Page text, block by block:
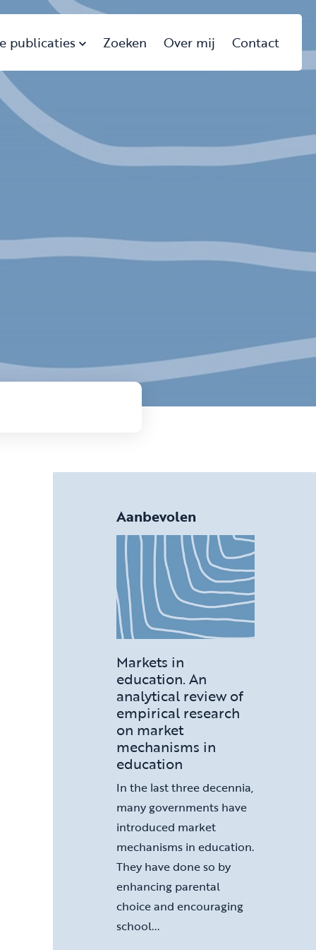
publicaties Zoeken Over mij Contact
Aanbevolen
Markets in
education. An
analytical review of
empirical research
on market
mechanisms in
education
In the last three decennia,
many governments have
introduced market
mechanisms in education.
They have done so by
enhancing parental
choice and encouraging
school...